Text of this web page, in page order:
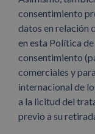
consentimiento
datos en relación
en esta Política
consentimiento
comerciales y
internacional de
a la licitud del
previo a su